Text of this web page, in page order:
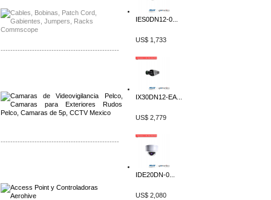
-------------------------------------------------
-------------------------------------------------
IES0DN12-0...
US$ 1,733
IX30DN12-EA...
US$ 2,779
IDE20DN-0...
US$ 2,080